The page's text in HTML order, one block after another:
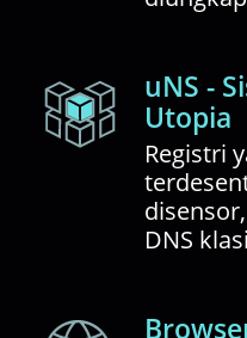
uNS -
Utopia
Registri
DNS